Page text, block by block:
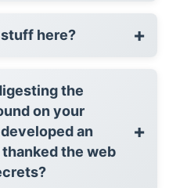
stuff here? +
the
on your
an
the web
+